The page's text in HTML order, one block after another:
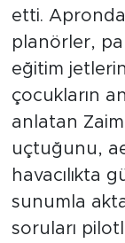
etti.
planörler,
eğitim
çocukların
anlatan
uçtuğunu,
havacılıkta
sunumla
soruları